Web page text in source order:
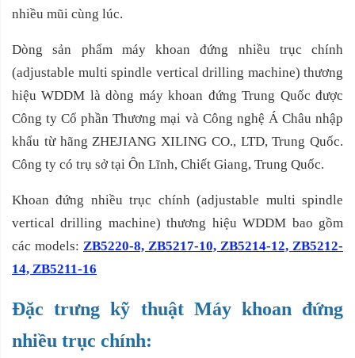
nhiều mũi cùng lúc.
Dòng sản phẩm máy khoan đứng nhiều trục chính
(adjustable multi spindle vertical drilling machine) thương
hiệu WDDM là dòng máy khoan đứng Trung Quốc được
Công ty Cổ phần Thương mại và Công nghệ Á Châu nhập
khẩu từ hãng ZHEJIANG XILING CO., LTD, Trung Quốc.
Công ty có trụ sở tại Ôn Lĩnh, Chiết Giang, Trung Quốc.
Khoan đứng nhiều trục chính (adjustable multi spindle
vertical drilling machine) thương hiệu WDDM bao gồm
các models: ZB5220-8, ZB5217-10, ZB5214-12, ZB5212-
14, ZB5211-16
Đặc trưng kỹ thuật Máy khoan đứng
nhiều trục chính: